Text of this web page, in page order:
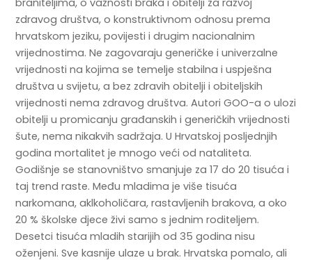
zdravog društva, o konstruktivnom odnosu prema
hrvatskom jeziku, povijesti i drugim nacionalnim
vrijednostima. Ne zagovaraju generičke i univerzalne
vrijednosti na kojima se temelje stabilna i uspješna
društva u svijetu, a bez zdravih obitelji i obiteljskih
vrijednosti nema zdravog društva. Autori GOO-a o ulozi
obitelji u promicanju građanskih i generičkih vrijednosti
šute, nema nikakvih sadržaja. U Hrvatskoj posljednjih
godina mortalitet je mnogo veći od nataliteta.
Godišnje se stanovništvo smanjuje za 17 do 20 tisuća i
taj trend raste. Među mladima je više tisuća
narkomana, aklkoholičara, rastavljenih brakova, a oko
20 % školske djece živi samo s jednim roditeljem.
Desetci tisuća mladih starijih od 35 godina nisu
oženjeni. Sve kasnije ulaze u brak. Hrvatska pomalo, ali